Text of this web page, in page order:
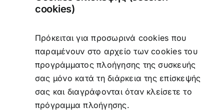
cookies)
Πρόκειται για προσωρινά cookies που
παραμένουν στο αρχείο των cookies του
προγράμματος πλοήγησης της συσκευής
σας μόνο κατά τη διάρκεια της επίσκεψής
σας και διαγράφονται όταν κλείσετε το
πρόγραμμα πλοήγησης.